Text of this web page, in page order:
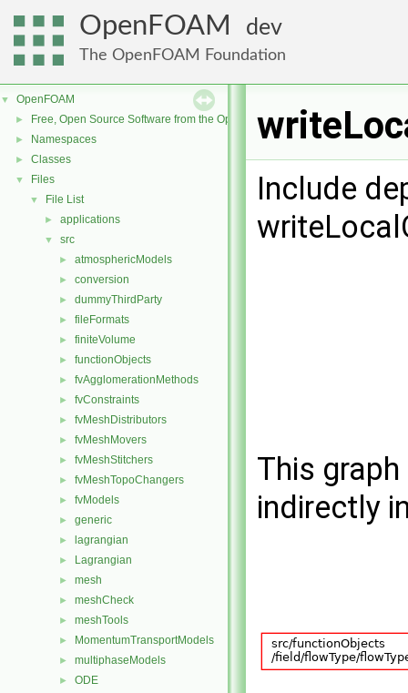
OpenFOAM dev
The OpenFOAM Foundation
▼ OpenFOAM
► Free, Open Source Software from the OpenFOAM Foundation
► Namespaces
► Classes
▼ Files
▼ File List
► applications
▼ src
► atmosphericModels
► conversion
► dummyThirdParty
► fileFormats
► finiteVolume
► functionObjects
► fvAgglomerationMethods
► fvConstraints
► fvMeshDistributors
► fvMeshMovers
► fvMeshStitchers
► fvMeshTopoChangers
► fvModels
► generic
► lagrangian
► Lagrangian
► mesh
► meshCheck
► meshTools
► MomentumTransportModels
► multiphaseModels
► ODE
Include
This
indirectly